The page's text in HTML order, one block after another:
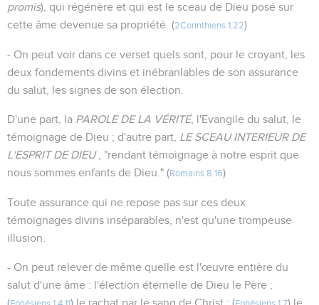
promis), qui régénère et qui est le sceau de Dieu posé sur
cette âme devenue sa propriété. (2Corinthiens 1.22)
- On peut voir dans ce verset quels sont, pour le croyant, les
deux fondements divins et inébranlables de son assurance
du salut, les signes de son élection.
D'une part, la PAROLE DE LA VÉRITÉ, l'Evangile du salut, le
témoignage de Dieu ; d'autre part, LE SCEAU INTERIEUR DE
L'ESPRIT DE DIEU, "rendant témoignage à notre esprit que
nous sommes enfants de Dieu." (Romains 8.16)
Toute assurance qui ne repose pas sur ces deux
témoignages divins inséparables, n'est qu'une trompeuse
illusion.
- On peut relever de même quelle est l'œuvre entière du
salut d'une âme : l'élection éternelle de Dieu le Père ;
(
) le rachat par le sang de Christ ; ( ) le